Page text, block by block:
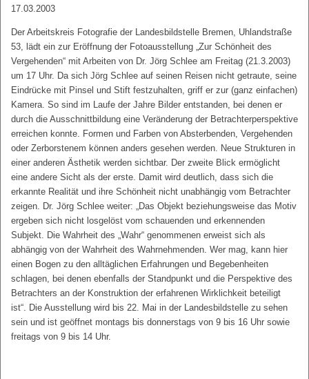
17.03.2003
Der Arbeitskreis Fotografie der Landesbildstelle Bremen, Uhlandstraße
53, lädt ein zur Eröffnung der Fotoausstellung „Zur Schönheit des
Vergehenden“ mit Arbeiten von Dr. Jörg Schlee am Freitag (21.3.2003)
um 17 Uhr. Da sich Jörg Schlee auf seinen Reisen nicht getraute, seine
Eindrücke mit Pinsel und Stift festzuhalten, griff er zur (ganz einfachen)
Kamera. So sind im Laufe der Jahre Bilder entstanden, bei denen er
durch die Ausschnittbildung eine Veränderung der Betrachterperspektive
erreichen konnte. Formen und Farben von Absterbenden, Vergehenden
oder Zerborstenem können anders gesehen werden. Neue Strukturen in
einer anderen Ästhetik werden sichtbar. Der zweite Blick ermöglicht
eine andere Sicht als der erste. Damit wird deutlich, dass sich die
erkannte Realität und ihre Schönheit nicht unabhängig vom Betrachter
zeigen. Dr. Jörg Schlee weiter: „Das Objekt beziehungsweise das Motiv
ergeben sich nicht losgelöst vom schauenden und erkennenden
Subjekt. Die Wahrheit des „Wahr“ genommenen erweist sich als
abhängig von der Wahrheit des Wahrnehmenden. Wer mag, kann hier
einen Bogen zu den alltäglichen Erfahrungen und Begebenheiten
schlagen, bei denen ebenfalls der Standpunkt und die Perspektive des
Betrachters an der Konstruktion der erfahrenen Wirklichkeit beteiligt
ist“. Die Ausstellung wird bis 22. Mai in der Landesbildstelle zu sehen
sein und ist geöffnet montags bis donnerstags von 9 bis 16 Uhr sowie
freitags von 9 bis 14 Uhr.